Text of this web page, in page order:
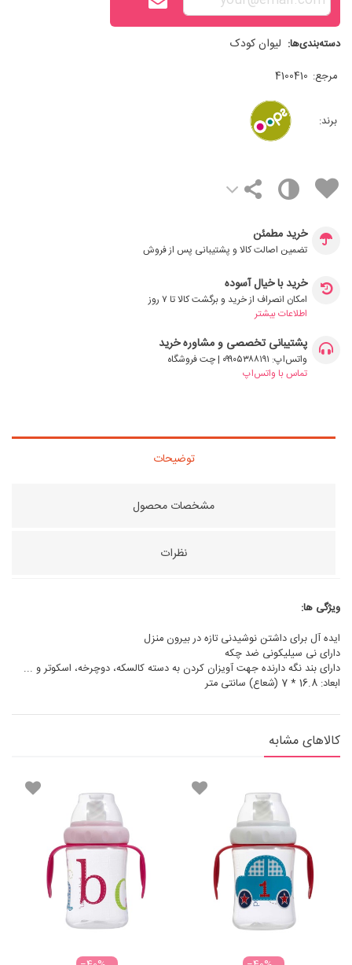
دسته‌بندی‌ها: لیوان کودک
مرجع: 4100410
برند:
خرید مطمئن
تضمین اصالت کالا و پشتیبانی پس از فروش
خرید با خیال آسوده
امکان انصراف از خرید و برگشت کالا تا ۷ روز
اطلاعات بیشتر
پشتیبانی تخصصی و مشاوره خرید
واتس‌اپ: ۰۹۹۰۵۳۸۸۱۹۱ | چت فروشگاه
تماس با واتس‌اپ
توضیحات
مشخصات محصول
نظرات
ویژگی ها:
ایده آل برای داشتن نوشیدنی تازه در بیرون منزل
دارای نی سیلیکونی ضد چکه
دارای بند نگه دارنده جهت آویزان کردن به دسته کالسکه، دوچرخه، اسکوتر و ...
ابعاد: 16.8 * 7 (شعاع) سانتی متر
کالاهای مشابه